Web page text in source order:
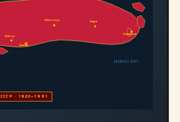
Алма-Ата
Байконур
Новосибирск Иркутск
Владивосток
СССР · 1922—1991
ЯПОНСКОЕ МОРЕ